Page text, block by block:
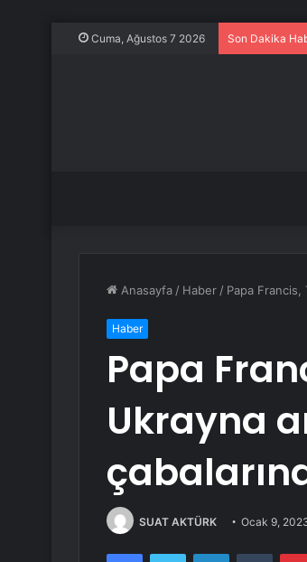
Cuma, Ağustos 7 2026 Son Dakika
Anasayfa / Haber / Papa Francis,
Haber
Papa
Ukrayna
SUAT AKTÜRK Ocak 9,
FacebookTwitter LinkedIn